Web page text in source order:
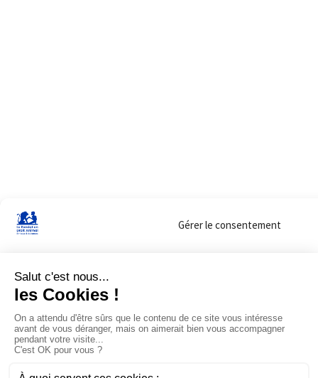
Gérer le consentement
lorsque vous y consentez. Vous pouvez sélectionner ceux que vous autorisez
navigation.